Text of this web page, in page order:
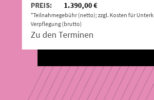
PREIS:
1.390,00 €
*Teilnahmegebühr (netto); zzgl. Kosten für
Verpflegung (brutto)
Zu den Terminen